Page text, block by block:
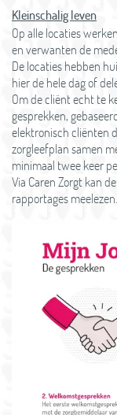
Kleinschalig leven
Op alle locaties
en verwanten de
De locaties hebben
hier de hele dag of
Om de cliënt echt te
gesprekken,
elektronisch cliënten
zorgleefplan samen
minimaal twee keer
Via Caren Zorgt kan
rapportages meelezen.